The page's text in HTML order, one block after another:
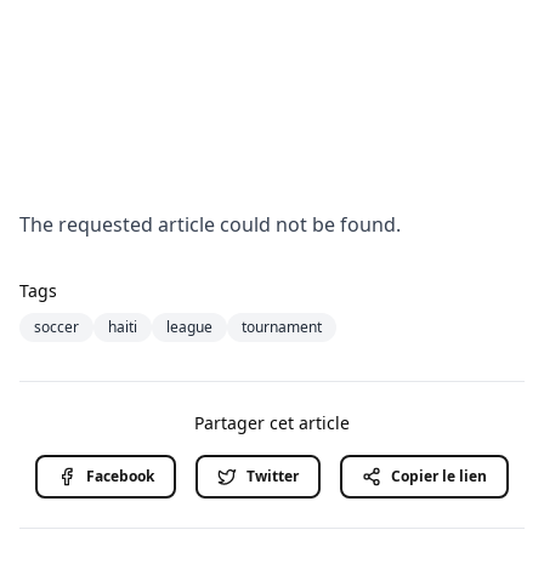
The requested article could not be found.
Tags
soccer haiti league tournament
Partager cet article
Facebook Twitter Copier le lien